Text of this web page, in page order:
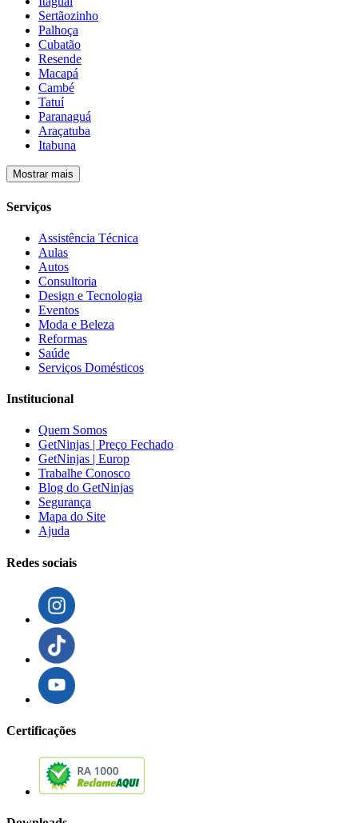
Sertãozinho
Palhoça
Cubatão
Resende
Macapá
Cambé
Tatuí
Paranaguá
Araçatuba
Itabuna
Mostrar mais
Serviços
Assistência Técnica
Aulas
Autos
Consultoria
Design e Tecnologia
Eventos
Moda e Beleza
Reformas
Saúde
Serviços Domésticos
Institucional
Quem Somos
GetNinjas | Preço Fechado
GetNinjas | Europ
Trabalhe Conosco
Blog do GetNinjas
Segurança
Mapa do Site
Ajuda
Redes sociais
Certificações